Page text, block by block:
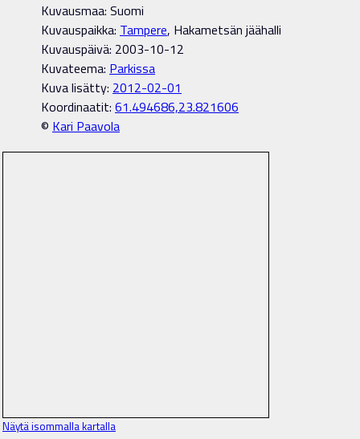
Kuvausmaa: Suomi
Kuvauspaikka: Tampere, Hakametsän jäähalli
Kuvauspäivä: 2003-10-12
Kuvateema: Parkissa
Kuva lisätty: 2012-02-01
Koordinaatit: 61.494686,23.821606
© Kari Paavola
Näytä isommalla kartalla